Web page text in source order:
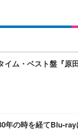
ム・ベスト盤『原
年の時を経てBlu-